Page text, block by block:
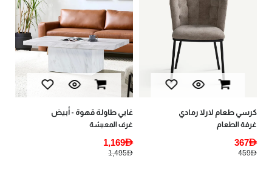
كرسي طعام لارلا رمادي
غرفة الطعام
367AED
459AED
غابي طاولة قهوة - أبيض
غرف المعيشة
1,169AED
1,495AED